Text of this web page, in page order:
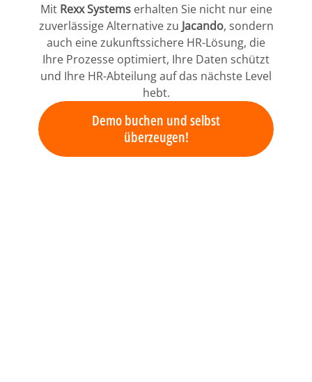
Mit Rexx Systemserhalten Sie nicht nur eine
zuverlässige Alternative zu Jacando, sondern
auch eine zukunftssichere HR-Lösung, die
Ihre Prozesse optimiert, Ihre Daten schützt
und Ihre HR-Abteilung auf das nächste Level
hebt.
Demo buchen und selbst
überzeugen!